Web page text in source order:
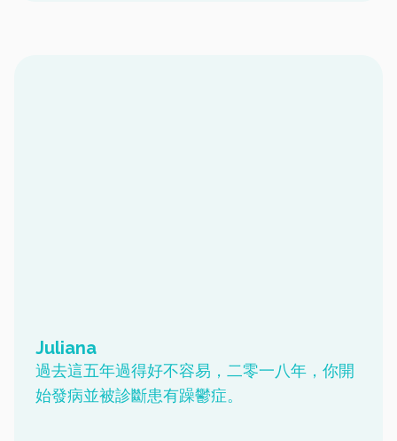
Juliana
過去這五年過得好不容易，二零一八年，你開
始發病並被診斷患有躁鬱症。